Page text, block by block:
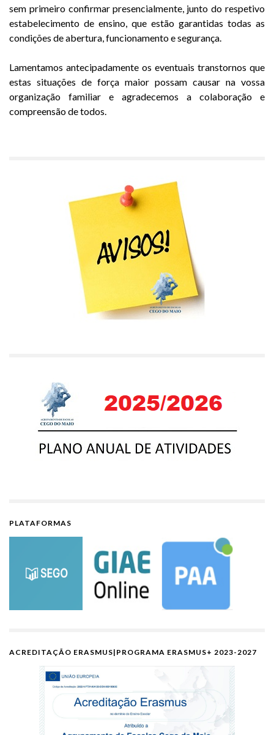
sem primeiro confirmar presencialmente, junto do respetivo
estabelecimento de ensino, que estão garantidas todas as
condições de abertura, funcionamento e segurança.
Lamentamos antecipadamente os eventuais transtornos que
estas situações de força maior possam causar na vossa
organização familiar e agradecemos a colaboração e
compreensão de todos.
PLATAFORMAS
ACREDITAÇÃO ERASMUS|PROGRAMA ERASMUS+ 2023-2027